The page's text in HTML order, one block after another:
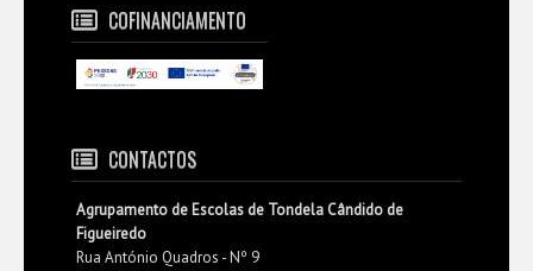
COFINANCIAMENTO
CONTACTOS
Agrupamento de Escolas de Tondela Cândido de
Figueiredo
Rua António Quadros - Nº 9